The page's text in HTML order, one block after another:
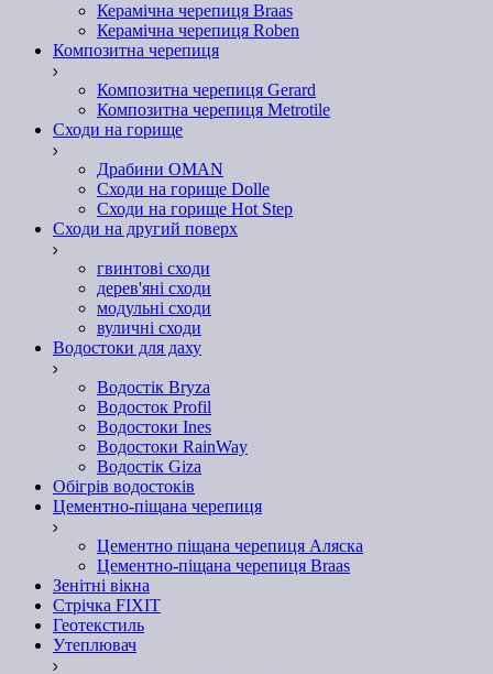
Керамічна черепиця Braas
Керамічна черепиця Roben
Композитна черепиця
Композитна черепиця Gerard
Композитна черепиця Metrotile
Сходи на горище
Драбини OMAN
Сходи на горище Dolle
Сходи на горище Hot Step
Сходи на другий поверх
гвинтові сходи
дерев'яні сходи
модульні сходи
вуличні сходи
Водостоки для даху
Водостік Bryza
Водосток Profil
Водостоки Ines
Водостоки RainWay
Водостік Giza
Обігрів водостоків
Цементно-піщана черепиця
Цементно піщана черепиця Аляска
Цементно-піщана черепиця Braas
Зенітні вікна
Стрічка FIXIT
Геотекстиль
Утеплювач